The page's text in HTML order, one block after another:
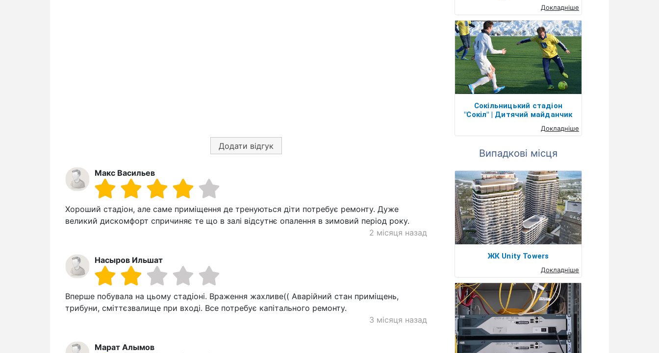
Додати відгук
Макс Васильев
Хороший стадіон, але саме приміщення де тренуються діти потребує ремонту. Дуже
великий дискомфорт спричиняє те що в залі відсутнє опалення в зимовий період року.
2 місяця назад
Насыров Ильшат
Вперше побувала на цьому стадіоні. Враження жахливе(( Аварійний стан приміщень,
трибуни, сміттєзвалище при вході. Все потребує капітального ремонту.
3 місяця назад
Марат Алымов
Докладніше
Сокільницький стадіон
"Сокіл" | Дитячий майданчик
Докладніше
Випадкові місця
ЖК Unity Towers
Докладніше